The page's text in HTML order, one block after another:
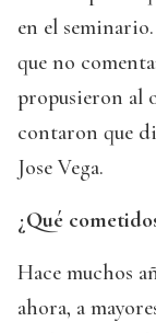
en el
que no
propusieron al
contaron que
Jose Vega.
¿Qué
Hace muchos
ahora, a